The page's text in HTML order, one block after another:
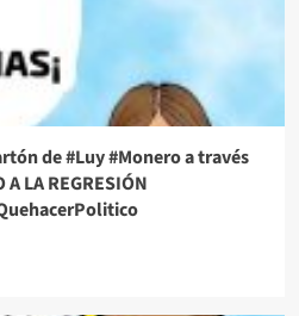
de #Luy #Monero a través
LA REGRESIÓN